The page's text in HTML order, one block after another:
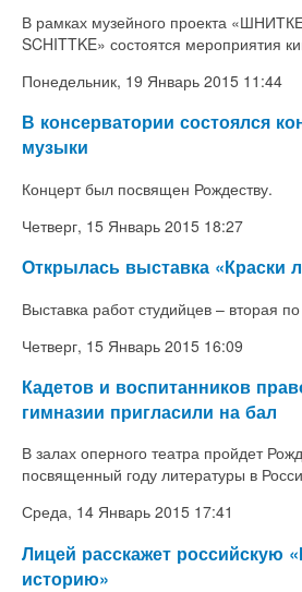
В рамках музейного проекта
SCHITTKE» состоятся мероприятия
Понедельник, 19 Январь 2015 11:44
В консерватории состоялся
музыки
Концерт был посвящен Рождеству.
Четверг, 15 Январь 2015 18:27
Открылась выставка «Краски
Выставка работ студийцев – вторая
Четверг, 15 Январь 2015 16:09
Кадетов и воспитанников
гимназии пригласили на бал
В залах оперного театра пройдет
посвященный году литературы в
Среда, 14 Январь 2015 17:41
Лицей расскажет российскую
историю»